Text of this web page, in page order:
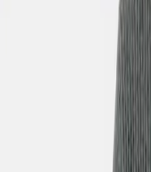
Jack. She reaches
gently. She asks him
she's extraordinary.
watches his hands
face. This is the
Final shot. Rose looks
light on her face, eyes
whispers. She doesn't
Style: Photorealistic.
tones. 1912 period